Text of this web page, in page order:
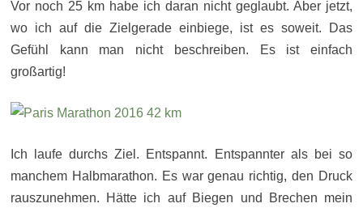
Vor noch 25 km habe ich daran nicht geglaubt. Aber jetzt,
wo ich auf die Zielgerade einbiege, ist es soweit. Das
Gefühl kann man nicht beschreiben. Es ist einfach
großartig!
Ich laufe durchs Ziel. Entspannt. Entspannter als bei so
manchem Halbmarathon. Es war genau richtig, den Druck
rauszunehmen. Hätte ich auf Biegen und Brechen mein